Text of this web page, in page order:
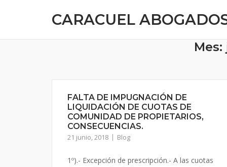
CARACUEL
Mes:
FALTA DE IMPUGNACIÓN DE
LIQUIDACIÓN DE CUOTAS DE
COMUNIDAD DE PROPIETARIOS,
CONSECUENCIAS.
21 junio, 2018 Blog
1º).- Excepción de prescripción.- A las cuotas